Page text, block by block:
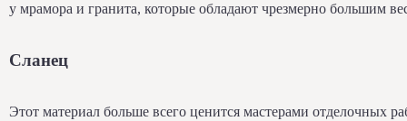
у мрамора и гранита, которые обладают чрезмерно большим
Сланец
Этот материал больше всего ценится мастерами отделочных